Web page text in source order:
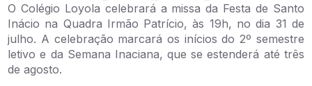
O Colégio Loyola celebrará a missa da Festa de Santo
Inácio na Quadra Irmão Patrício, às 19h, no dia 31 de
julho. A celebração marcará os inícios do 2º semestre
letivo e da Semana Inaciana, que se estenderá até três
de agosto.